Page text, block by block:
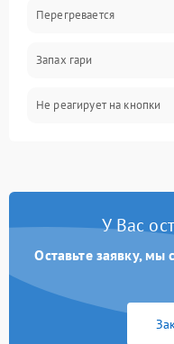
Перегревается
Запах гари
Не реагирует на кнопки
У Вас
Оставьте заявку,